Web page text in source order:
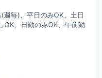
週毎)、平日のみOK、土日
OK、日勤のみOK、午前勤